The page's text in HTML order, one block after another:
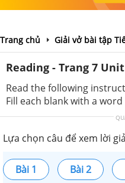
Trang chủ Giải vở bài tập
Reading - Trang 7
Read the following
Fill each blank with a
Lựa chọn câu để xem lời
Bài 1 Bài 2